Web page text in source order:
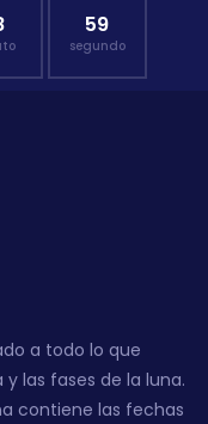
58
segundo
a todo lo que
las fases de la luna.
contiene las fechas